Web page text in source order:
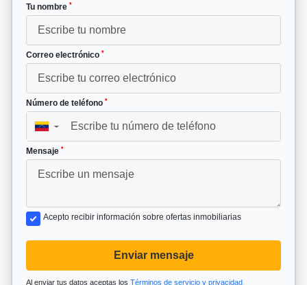
Tu nombre *
Correo electrónico *
Número de teléfono *
▼
Mensaje *
Acepto recibir información sobre ofertas inmobiliarias
Enviar mensaje
Al enviar tus datos aceptas los Términos de servicio y privacidad